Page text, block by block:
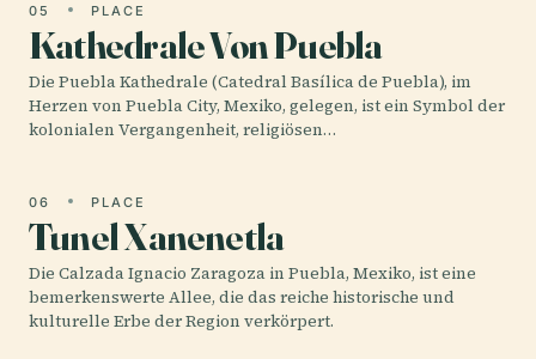
05 PLACE
Kathedrale Von Puebla
Die Puebla Kathedrale (Catedral Basílica de Puebla), im
Herzen von Puebla City, Mexiko, gelegen, ist ein Symbol der
kolonialen Vergangenheit, religiösen…
06 PLACE
Tunel Xanenetla
Die Calzada Ignacio Zaragoza in Puebla, Mexiko, ist eine
bemerkenswerte Allee, die das reiche historische und
kulturelle Erbe der Region verkörpert.